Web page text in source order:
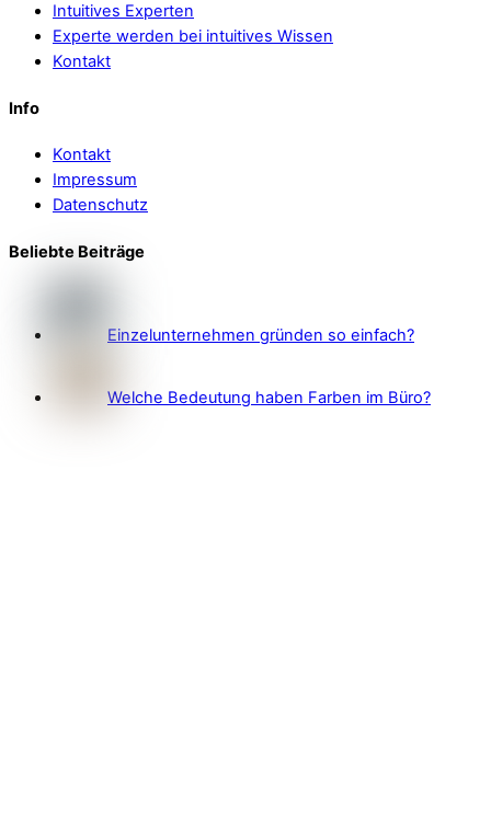
Intuitives Experten
Experte werden bei intuitives Wissen
Kontakt
Info
Kontakt
Impressum
Datenschutz
Beliebte Beiträge
Einzelunternehmen gründen so einfach?
Welche Bedeutung haben Farben im Büro?